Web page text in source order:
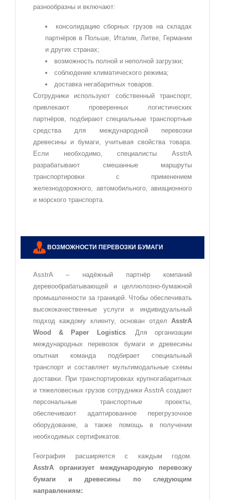
разнообразны и включают:
консолидацию сборных грузов на складах
партнёров в Польше, Италии, Литве, Германии
и других странах;
возможность полной и неполной загрузки;
соблюдение климатического режима;
доставка негабаритных товаров.
Сотрудники используют собственный транспорт,
привлекают проверенных логистических
партнёров, подбирают специальные транспортные
средства для международной перевозки
древесины и бумаги, учитывая свойства товара.
Если необходимо, специалисты AsstrA
разрабатывают смешанные маршруты
транспортировки с применением
железнодорожного, автомобильного, авиационного
и морского транспорта.
ВОЗМОЖНОСТИ ПЕРЕВОЗКИ БУМАГИ
AsstrA – надёжный партнёр компаний
деревообрабатывающей и целлюлозно-бумажной
промышленности за границей. Чтобы обеспечивать
высококачественные услуги и индивидуальный
подход каждому клиенту, основан отдел AsstrA
Wood & Paper Logistics. Для организации
международных перевозок бумаги и древесины
опытная команда подбирает специальный
транспорт и составляет мультимодальные схемы
доставки. При транспортировках крупногабаритных
и тяжеловесных грузов сотрудники AsstrA создают
персональные транспортные проекты,
обеспечивают адаптированное перегрузочное
оборудование, а также помощь в получении
необходимых сертификатов.
География расширяется с каждым годом.
AsstrA организует международную перевозку
бумаги и древесины по следующим
направлениям: